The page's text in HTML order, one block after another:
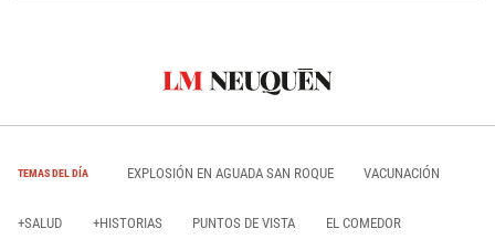
TEMAS DEL DÍA EXPLOSIÓN EN AGUADA SAN ROQUE VACUNACIÓN
+SALUD +HISTORIAS PUNTOS DE VISTA EL COMEDOR